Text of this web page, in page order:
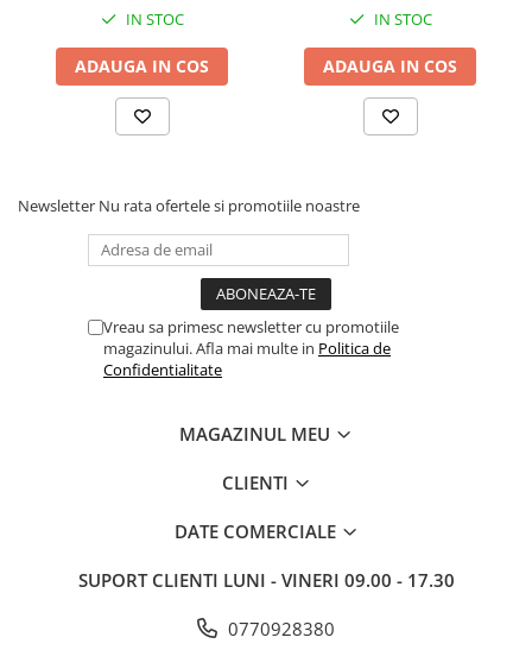
Accesorii Printing
Cartuse cerneala
Imprimante Foto
Imprimante Inkjet
Multifunctionale Inkjet
Multifunctionale laser
Adaptoare PowerLAN
IN STOC
ADAUGA IN COS
IN STOC
ADAUGA IN COS
Newsletter Nu rata ofertele si promotiile noastre
Vreau sa primesc newsletter cu promotiile
magazinului. Afla mai multe in Politica de
Confidentialitate
MAGAZINUL MEU
CLIENTI
DATE COMERCIALE
SUPORT CLIENTI LUNI - VINERI 09.00 - 17.30
0770928380